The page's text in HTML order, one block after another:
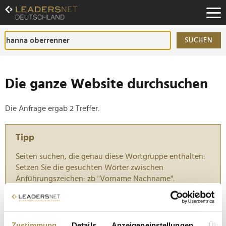
Zum
Inhalt
Zur
Fußzeilen-
Navigation
SUCHEN
Die ganze Website durchsuchen
Die Anfrage ergab 2 Treffer.
Tipp
Seiten suchen, die genau diese Wortgruppe enthalten:
Setzen Sie die gesuchten Wörter zwischen
Anführungszeichen: zb "Vorname Nachname".
Klett: Mit Klarheit durch eine komplexe Welt